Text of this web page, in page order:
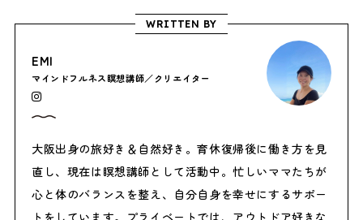
WRITTEN BY
EMI
マインドフルネス瞑想講師／クリエイター
大阪出身の旅好き＆自然好き。育休復帰後に働き方を見
直し、現在は瞑想講師として活動中。忙しいママたちが
心と体のバランスを整え、自分自身を幸せにするサポー
トをしています。プライベートでは、アウトドア好きな